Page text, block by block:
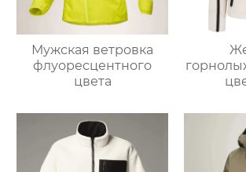
Мужская ветровка
флуоресцентного
цвета